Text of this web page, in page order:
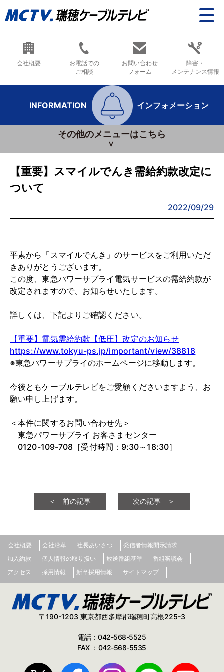
会社概要
お電話での
ご相談
お問い合わせ
フォーム
障害・
メンテナンス情報
INFORMATION インフォメーション
その他のメニューはこちら
【重要】スマイルでんき需給約款改定に
ついて
2022/09/29
平素から「スマイルでんき」のサービスをご利用いただ
きありがとうございます。
この度、東急パワーサプライ電気サービスの需給約款が
改定されますので、お知らせいたします。
詳しくは、下記よりご確認ください。
【重要】電気需給約款【低圧】改定のお知らせ
https://www.tokyu-ps.jp/important/view/38818
※東急パワーサプライのホームページに移動します。
今後ともケーブルテレビをご愛顧くださいますよう、お
願い申し上げます。
＜本件に関するお問い合わせ先＞
東急パワーサプライ お客さまセンター
0120-109-708［受付時間：9:30～18:30］
＜ 前の記事 次の記事 ＞
会社概要 会社沿革 社長あいさつ
発信者情報開示請求
加入約款
個人情報の取り扱い 放送番組基準
番組審議会
アクセス
採用情報 新卒採用情報 サイトマップ
〒190-1203 東京都西多摩郡瑞穂町高根225-3
電話：042-568-5525
FAX ：042-568-5535